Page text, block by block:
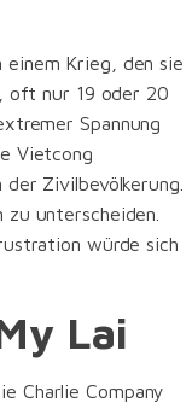
einem Krieg, den sie
oft nur 19 oder 20
Spannung
Vietcong
Zivilbevölkerung.
unterscheiden.
würde sich
Lai
Charlie Company